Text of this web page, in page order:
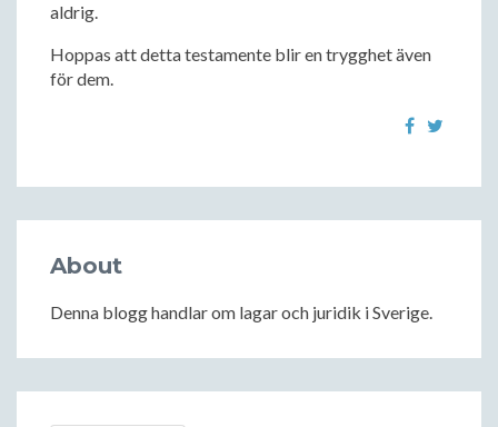
aldrig.
Hoppas att detta testamente blir en trygghet även
för dem.
About
Denna blogg handlar om lagar och juridik i Sverige.